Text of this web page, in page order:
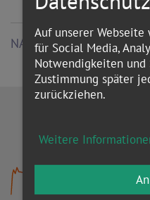
NACHRICHTEN
Auf unserer
für Social Media,
Notwendigkeiten und
Zustimmung später
zurückziehen.
Weitere